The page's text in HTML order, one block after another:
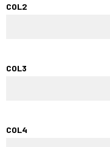
COL2
COL3
COL4